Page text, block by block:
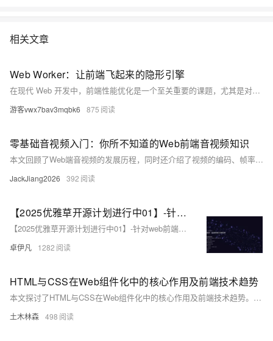
相关文章
Web Worker：让前端飞起来的隐形引擎
在现代 Web 开发中，前端性能优化是一个至关重要的课题，尤其是对于计算密集型的应用，如图像处理、视频处理、大规模数据分析等任务。单线程的 JavaScript 引擎常常成为性能瓶颈，导致应用变得迟缓。Web Worker，作为一种强大的技术，使得前端能够在后台进行并行计算，从而实现高效的任务处理，不影响主线程的运行和用户的交互体验。
游客vwx7bav3mqbk6 875
零基础音视频入门：你所不知道的Web前端音视频知识
本文回顾了Web端音视频的发展历程，同时还介绍了视频的编码、帧率、比特率等概念，提到了Canvas作为视频播放的替代方案，以及FFmpeg在音视频处理中的重要作用等知识。
JackJiang2026 392
【2025优雅草开源计划进行中01】-针对web前端开发初学者使用-优雅草科技官网-纯静态页面html+css+JavaScript可直接下载使用-开源-首页为优雅草吴银满工程师原创-优雅草卓伊凡发布
【2025优雅草开源计划进行中01】-针对web前端开发初学者使用-优雅草科技官网-纯静态页面html+css+JavaScript可直接下载使用-开源-首页为优雅草吴银满工程师原创-优雅草卓伊凡发布
卓伊凡 1282
HTML与CSS在Web组件化中的核心作用及前端技术趋势
本文探讨了HTML与CSS在Web组件化中的核心作用及前端技术趋势。从结构定义、语义化到样式封装与布局控制，两者不仅提升了代码复用率和可维护性，还通过响应式设计、动态样式等技术增强了用户体验。面对兼容性、代码复杂度等挑战，文章提出了相应的解决策略，强调了持续创新的重要性，旨在构建高效、灵活的Web应用。
土木林森 498